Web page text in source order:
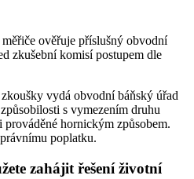
ověřuje příslušný obvodní
zkušební komisí postupem dle
vydá obvodní báňský úřad
s vymezením druhu
hornickým způsobem.
poplatku.
zahájit řešení životní